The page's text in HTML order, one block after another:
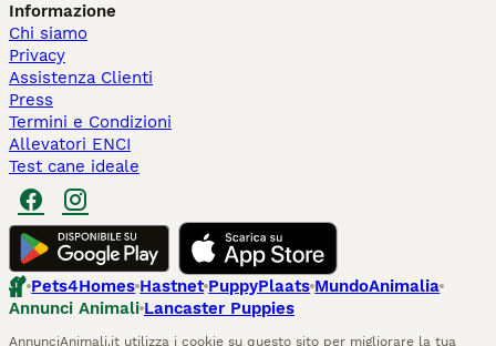
Informazione
Chi siamo
Privacy
Assistenza Clienti
Press
Termini e Condizioni
Allevatori ENCI
Test cane ideale
Pets4Homes Hastnet PuppyPlaats MundoAnimalia
Annunci Animali Lancaster Puppies
AnnunciAnimali.it utilizza i cookie su questo sito per migliorare la tua